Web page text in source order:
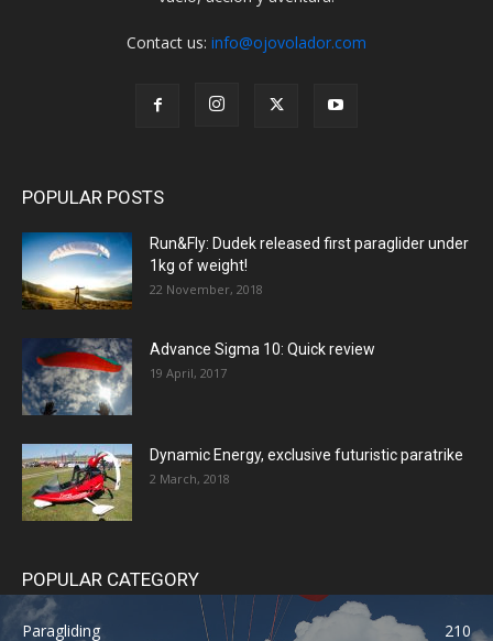
Contact us: info@ojovolador.com
POPULAR POSTS
Run&Fly: Dudek released first paraglider under
1kg of weight!
22 November, 2018
Advance Sigma 10: Quick review
19 April, 2017
Dynamic Energy, exclusive futuristic paratrike
2 March, 2018
POPULAR CATEGORY
Paragliding 210